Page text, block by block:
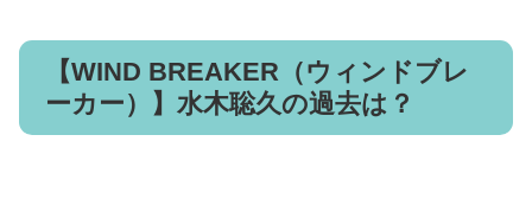
【WIND BREAKER（ウィンドブレ
ーカー）】水木聡久の過去は？